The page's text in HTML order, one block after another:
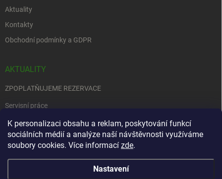
K personalizaci obsahu a reklam, poskytování funkcí
sociálních médií a analýze naší návštěvnosti využíváme
soubory cookies. Více informací zde.
Nastavení
Aktuality
Kontakty
Obchodní podmínky a GDPR
AKTUALITY
ZPOPLATŇUJEME REZERVACE
Servisní práce
EDENRED
Nemůžete se rozhodnout….